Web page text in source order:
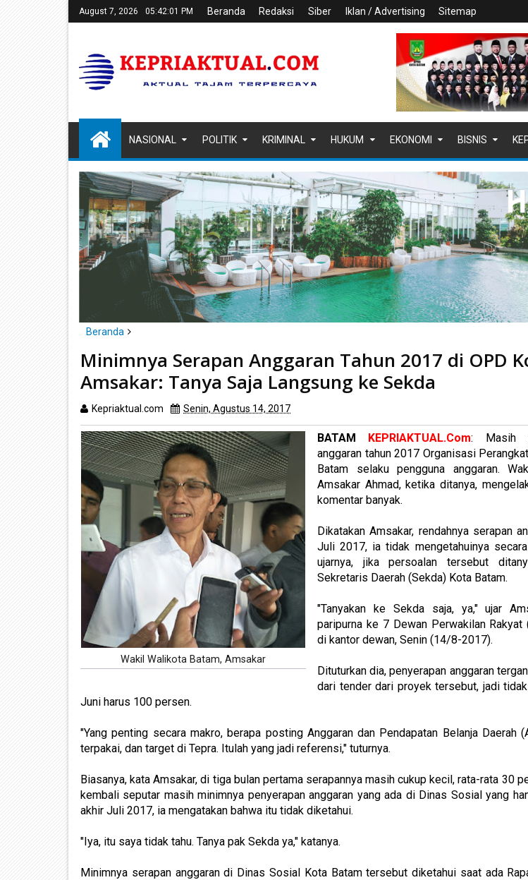
August 7, 2026 05:42:01 PM Beranda Redaksi Siber Iklan / Advertising Sitemap
NASIONAL POLITIK KRIMINAL HUKUM EKONOMI BISNIS
Beranda
Minimnya Serapan Anggaran Tahun 2017 di OPD
Amsakar: Tanya Saja Langsung ke Sekda
Kepriaktual.com Senin, Agustus 14, 2017
Wakil Walikota Batam, Amsakar
BATAM KEPRIAKTUAL.Com: Masih
anggaran tahun 2017 Organisasi
Batam selaku pengguna anggaran.
Amsakar Ahmad, ketika ditanya,
komentar banyak.
Dikatakan Amsakar, rendahnya serapan
Juli 2017, ia tidak mengetahuinya
ujarnya, jika persoalan tersebut
Sekretaris Daerah (Sekda) Kota Batam.
"Tanyakan ke Sekda saja, ya," ujar
paripurna ke 7 Dewan Perwakilan Rakyat
di kantor dewan, Senin (14/8-2017).
Dituturkan dia, penyerapan anggaran
dari tender dari proyek tersebut, jadi
Juni harus 100 persen.
"Yang penting secara makro, berapa posting Anggaran dan Pendapatan Belanja Daerah
terpakai, dan target di Tepra. Itulah yang jadi referensi," tuturnya.
Biasanya, kata Amsakar, di tiga bulan pertama serapannya masih cukup kecil, rata-rata 30
kembali seputar masih minimnya penyerapan anggaran yang ada di Dinas Sosial yang
akhir Juli 2017, ia mengatakan bahwa itu tidak diketahui.
"Iya, itu saya tidak tahu. Tanya pak Sekda ya," katanya.
Minimnya serapan anggaran di Dinas Sosial Kota Batam tersebut diketahui saat ada